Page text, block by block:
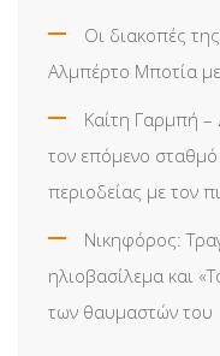
Οι διακοπές
Αλμπέρτο Μποτία
Καίτη Γαρμπή –
τον επόμενο σταθμό
περιοδείας με τον
Νικηφόρος:
ηλιοβασίλεμα και
των θαυμαστών του